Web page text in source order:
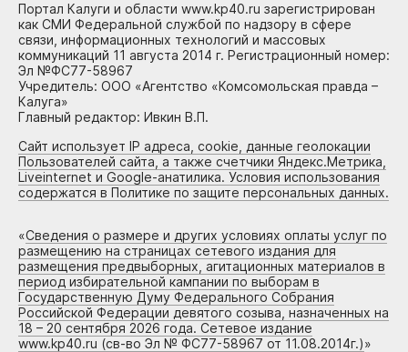
Портал Калуги и области www.kp40.ru зарегистрирован
как СМИ Федеральной службой по надзору в сфере
связи, информационных технологий и массовых
коммуникаций 11 августа 2014 г. Регистрационный номер:
Эл №ФС77-58967
Учредитель: ООО «Агентство «Комсомольская правда –
Калуга»
Главный редактор: Ивкин В.П.
Сайт использует IP адреса, cookie, данные геолокации
Пользователей сайта, а также счетчики Яндекс.Метрика,
Liveinternet и Google-анатилика. Условия использования
содержатся в Политике по защите персональных данных.
«Сведения о размере и других условиях оплаты услуг по
размещению на страницах сетевого издания для
размещения предвыборных, агитационных материалов в
период избирательной кампании по выборам в
Государственную Думу Федерального Собрания
Российской Федерации девятого созыва, назначенных на
18 – 20 сентября 2026 года. Сетевое издание
www.kp40.ru (св-во Эл № ФС77-58967 от 11.08.2014г.)»